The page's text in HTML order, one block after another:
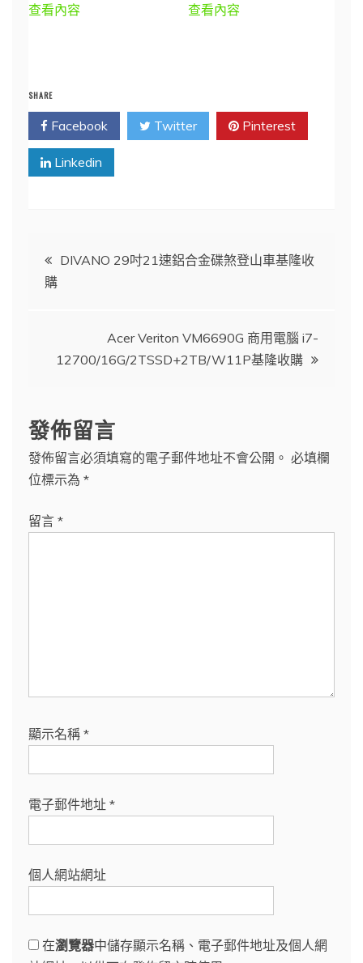
查看內容 查看內容
SHARE
Facebook Twitter Pinterest
Linkedin
文
章
DIVANO 29吋21速鋁合金碟煞登山車基隆收
購
Acer Veriton VM6690G 商用電腦 i7-
12700/16G/2TSSD+2TB/W11P基隆收購
發佈留言
發佈留言必須填寫的電子郵件地址不會公開。 必填欄
位標示為 *
留言 *
顯示名稱 *
電子郵件地址 *
個人網站網址
在瀏覽器中儲存顯示名稱、電子郵件地址及個人網